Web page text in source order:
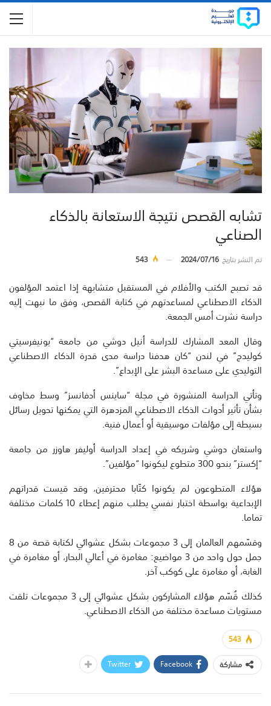
تشابه القصص نتيجة الاستعانة بالذكاء
الصناعي
تم النشر بتاريخ2024/07/16
543
قد تصبح الكتب والأفلام في المستقبل متشابهة إذا اعتمد المؤلفون
الذكاء الاصطناعي لمساعدتهم في كتابة القصص، وفق ما نبهت إليه
دراسة نشرت أمس الجمعة.
وقال المعد المشارك للدراسة أنيل دوشي من جامعة “يونيفرسيتي
كوليدج” في لندن “كان هدفنا دراسة مدى قدرة الذكاء الاصطناعي
التوليدي على مساعدة البشر على الإبداع”.
وتأتي الدراسة المنشورة في مجلة “ساينس أدفانسز” وسط مخاوف
بشأن تأثير أدوات الذكاء الاصطناعي المزدهرة التي يمكنها تحويل رسائل
بسيطة إلى مؤلفات موسيقية أو أعمال فنية.
واستعان دوشي وشريكه في إعداد الدراسة أوليفر هاوزر من جامعة
“إكستر” بنحو 300 متطوع ليكونوا “مؤلفين”.
هؤلاء المتطوعون لم يكونوا كتّابا محترفين، وقد قيست قدراتهم
الإبداعية بواسطة اختبار نفسي يطلب منهم إعطاء 10 كلمات مختلفة
تماما.
وقسّمهم العالمان إلى 3 مجموعات بشكل عشوائي لكتابة قصة من 8
جمل حول واحد من 3 مواضيع: مغامرة في أعالي البحار، أو مغامرة في
الغابة، أو مغامرة على كوكب آخر.
كذلك قُسّم هؤلاء المشاركون بشكل عشوائي إلى 3 مجموعات تلقت
مستويات مساعدة مختلفة من الذكاء الاصطناعي.
543
مشاركة
Facebook
Twitter